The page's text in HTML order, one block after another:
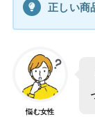
正しい商
悩む女性